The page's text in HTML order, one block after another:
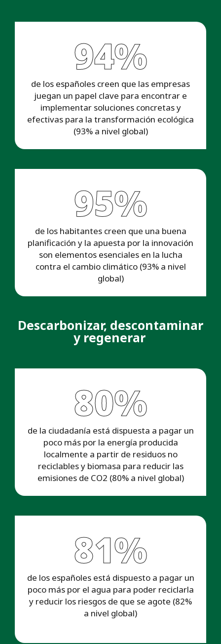
94%
de los españoles creen que las empresas
juegan un papel clave para encontrar e
implementar soluciones concretas y
efectivas para la transformación ecológica
(93% a nivel global)
95%
de los habitantes creen que una buena
planificación y la apuesta por la innovación
son elementos esenciales en la lucha
contra el cambio climático (93% a nivel
global)
Descarbonizar, descontaminar
y regenerar
80%
de la ciudadanía está dispuesta a pagar un
poco más por la energía producida
localmente a partir de residuos no
reciclables y biomasa para reducir las
emisiones de CO2 (80% a nivel global)
81%
de los españoles está dispuesto a pagar un
poco más por el agua para poder reciclarla
y reducir los riesgos de que se agote (82%
a nivel global)